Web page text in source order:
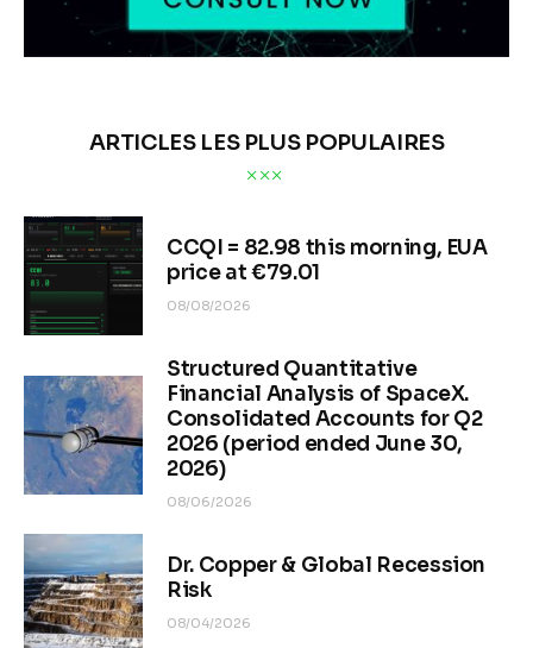
ARTICLES LES PLUS POPULAIRES
CCQI = 82.98 this morning, EUA
price at €79.01
08/08/2026
Structured Quantitative
Financial Analysis of SpaceX.
Consolidated Accounts for Q2
2026 (period ended June 30,
2026)
08/06/2026
Dr. Copper & Global Recession
Risk
08/04/2026